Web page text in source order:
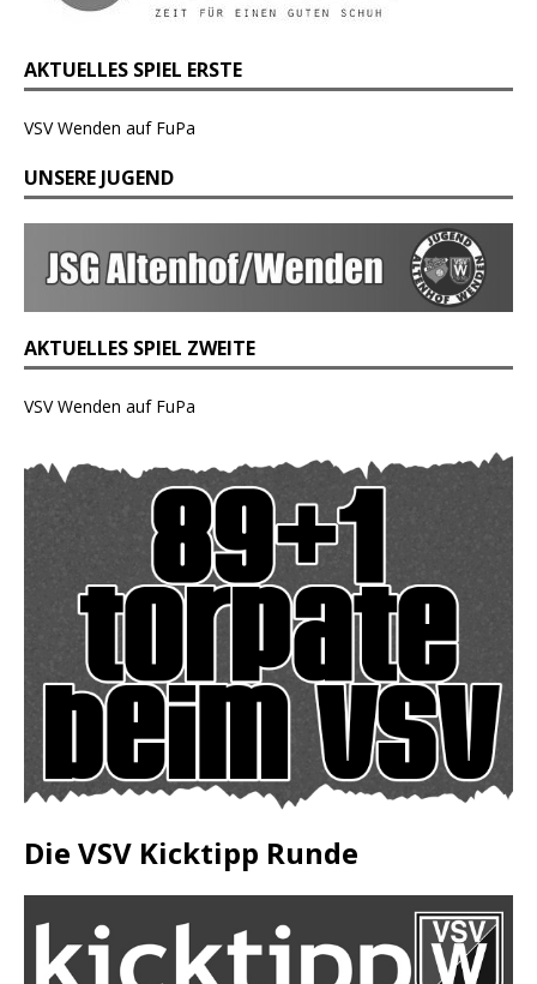
AKTUELLES SPIEL ERSTE
VSV Wenden auf FuPa
UNSERE JUGEND
AKTUELLES SPIEL ZWEITE
VSV Wenden auf FuPa
Die VSV Kicktipp Runde